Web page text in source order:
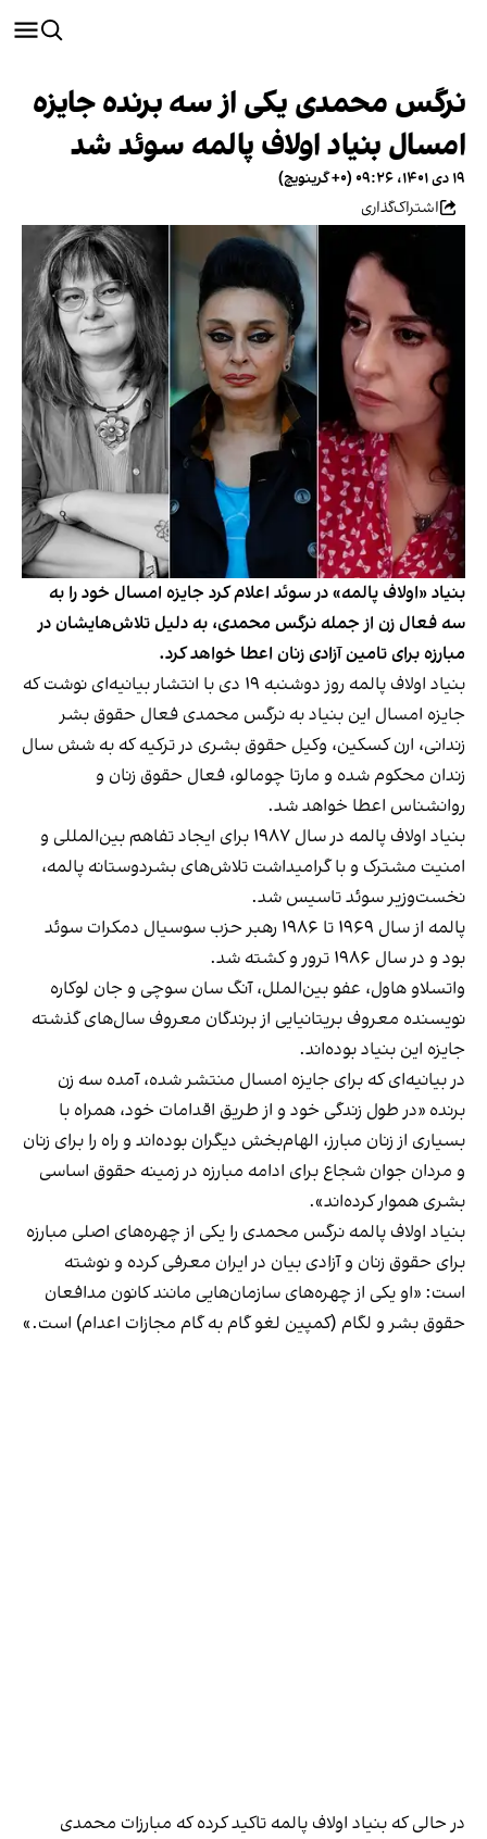
نرگس محمدی یکی از سه برنده جایزه
امسال بنیاد اولاف پالمه سوئد شد
۱۹ دی ۱۴۰۱، ۰۹:۲۶ (‎+۰ گرینویچ)
اشتراک‌گذاری
بنیاد «اولاف پالمه» در سوئد اعلام کرد جایزه امسال خود را به
سه فعال زن از جمله نرگس محمدی، به دلیل تلاش‌هایشان در
مبارزه برای تامین آزادی زنان اعطا خواهد کرد.
بنیاد اولاف پالمه روز دوشنبه ۱۹ دی با انتشار بیانیه‌ای نوشت که
جایزه امسال این بنیاد به نرگس محمدی فعال حقوق بشر
زندانی، ارن کسکین، وکیل حقوق بشری در ترکیه که به شش سال
زندان محکوم شده و مارتا چومالو، فعال حقوق زنان و
روانشناس اعطا خواهد شد.
بنیاد اولاف پالمه در سال ۱۹۸۷ برای ایجاد تفاهم بین‌المللی و
امنیت مشترک و با گرامیداشت تلاش‌های بشردوستانه پالمه،
نخست‌وزیر سوئد تاسیس شد.
پالمه از سال ۱۹۶۹ تا ۱۹۸۶ رهبر حزب سوسیال دمکرات سوئد
بود و در سال ۱۹۸۶ ترور و کشته شد.
واتسلاو هاول، عفو بین‌الملل، آنگ سان سوچی و جان لوکاره
نویسنده معروف بریتانیایی از برندگان معروف سال‌های گذشته
جایزه این بنیاد بوده‌اند.
در بیانیه‌ای که برای جایزه امسال منتشر شده، آمده سه زن
برنده «در طول زندگی خود و از طریق اقدامات خود، همراه با
بسیاری از زنان مبارز، الهام‌بخش دیگران بوده‌اند و راه را برای زنان
و مردان جوان شجاع برای ادامه مبارزه در زمینه حقوق اساسی
بشری هموار کرده‌اند».
بنیاد اولاف پالمه نرگس محمدی را یکی از چهره‌های اصلی مبارزه
برای حقوق زنان و آزادی بیان در ایران معرفی کرده و نوشته
است: «او یکی از چهره‌های سازمان‌هایی مانند کانون مدافعان
حقوق بشر و لگام (کمپین لغو گام به گام مجازات اعدام) است.»
در حالی که بنیاد اولاف پالمه تاکید کرده که مبارزات محمدی